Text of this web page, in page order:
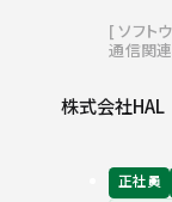
ソフト
通信関連
株式会社HAL
正社員